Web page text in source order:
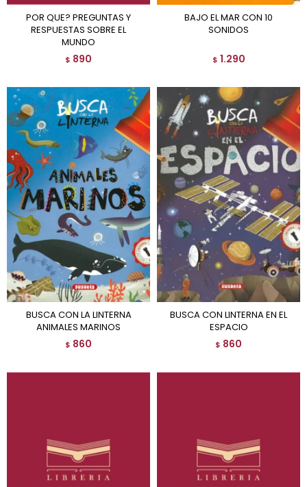
POR QUE? PREGUNTAS Y
RESPUESTAS SOBRE EL
MUNDO
$ 890
BAJO EL MAR CON 10
SONIDOS
$ 1.290
BUSCA CON LA LINTERNA
ANIMALES MARINOS
$ 860
BUSCA CON LINTERNA EN EL
ESPACIO
$ 860